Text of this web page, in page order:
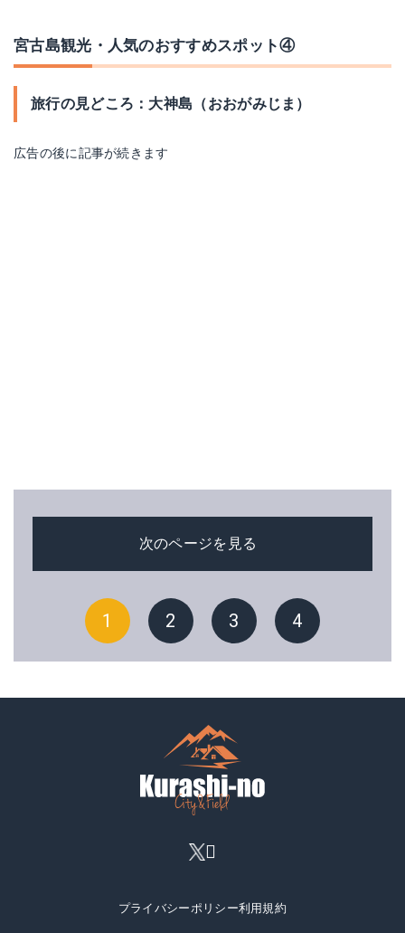
宮古島観光・人気のおすすめスポット④
旅行の見どころ：大神島（おおがみじま）
広告の後に記事が続きます
次のページを見る
1 2 3 4
プライバシーポリシー利用規約